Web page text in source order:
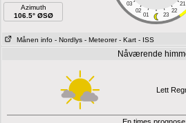
Azimuth
106.5° ØSØ
03
21
02
22
01 23
Månen info - Nordlys - Meteorer - Kart - ISS
Nåværende
Lett